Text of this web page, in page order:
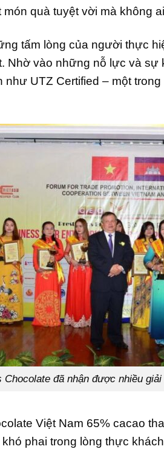
quà tuyệt vời mà không
tấm lòng của người thực
Nhờ vào những nỗ lực và
UTZ Certified – một
Chocolate đã nhận được nhiều
Việt Nam 65% cacao
phai trong lòng thực